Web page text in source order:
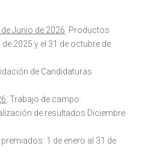
de Junio de 2026 . Productos
2025 y el 31 de octubre de
de Candidaturas
: Trabajo de campo.
de resultados Diciembre
1 de enero al 31 de